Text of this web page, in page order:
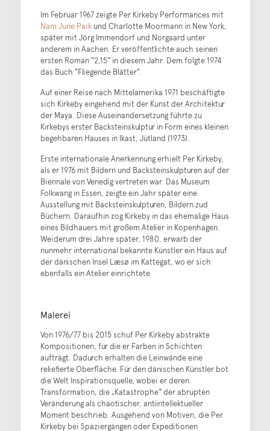
Im Februar 1967 zeigte Per Kirkeby Performances mit
Nam June Paikund Charlotte Moormann in New York,
später mit Jörg Immendorf und Norgaard unter
anderem in Aachen. Er veröffentlichte auch seinen
ersten Roman "2,15" in diesem Jahr. Dem folgte 1974
das Buch "Fliegende Blätter".
Auf einer Reise nach Mittelamerika 1971 beschäftigte
sich Kirkeby eingehend mit der Kunst der Architektur
der Maya. Diese Auseinandersetzung führte zu
Kirkebys erster Backsteinskulptur in Form eines kleinen
begehbaren Hauses in Ikast, Jütland (1973).
Erste internationale Anerkennung erhielt Per Kirkeby,
als er 1976 mit Bildern und Backsteinskulpturen auf der
Biennale von Venedig vertreten war. Das Museum
Folkwang in Essen, zeigte ein Jahr später eine
Ausstellung mit Backsteinskulpturen, Bildern zud
Büchern. Daraufhin zog Kirkeby in das ehemalige Haus
eines Bildhauers mit großem Atelier in Kopenhagen.
Weiderum drei Jahre später, 1980, erwarb der
nunmehr international bekannte Künstler ein Haus auf
der dänischen Insel Læsø im Kattegat, wo er sich
ebenfalls ein Atelier einrichtete.
Malerei
Von 1976/77 bis 2015 schuf Per Kirkeby abstrakte
Kompositionen, für die er Farben in Schichten
aufträgt. Dadurch erhalten die Leinwände eine
reliefierte Oberfläche. Für den dänischen Künstler bot
die Welt Inspirationsquelle, wobei er deren
Transformation, die „Katastrophe“ der abrupten
Veränderung als chaotischer, antiintellektueller
Moment beschrieb. Ausgehend von Motiven, die Per
Kirkeby bei Spaziergängen oder Expeditionen